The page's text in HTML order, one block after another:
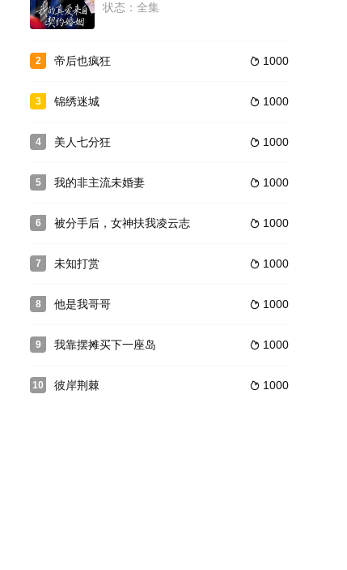
状态：全集
2  1000
帝后也疯狂
3  1000
锦绣迷城
4  1000
美人七分狂
5  1000
我的非主流未婚妻
6  1000
被分手后，女神扶我凌云志
7  1000
未知打赏
8  1000
他是我哥哥
9  1000
我靠摆摊买下一座岛
10  1000
彼岸荆棘